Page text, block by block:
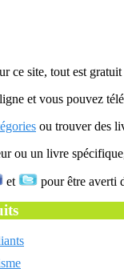
ce site, tout est
et vous pouvez
ou trouver des
ou un livre
et pour être averti